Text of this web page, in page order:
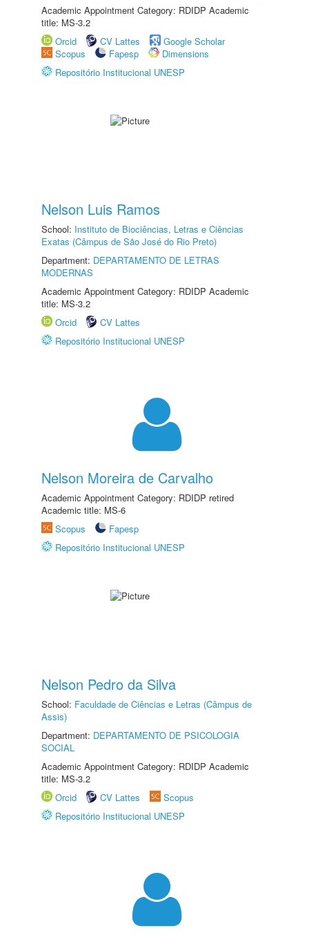
Academic Appointment Category: RDIDP Academic
title: MS-3.2
Orcid
CV Lattes
Google Scholar
Scopus
Fapesp
Dimensions
Repositório Institucional UNESP
Nelson Luis Ramos
School: Instituto de Biociências, Letras e Ciências
Exatas (Câmpus de São José do Rio Preto)
Department: DEPARTAMENTO DE LETRAS
MODERNAS
Academic Appointment Category: RDIDP Academic
title: MS-3.2
Orcid
CV Lattes
Repositório Institucional UNESP
Nelson Moreira de Carvalho
Academic Appointment Category: RDIDP retired
Academic title: MS-6
Scopus
Fapesp
Repositório Institucional UNESP
Nelson Pedro da Silva
School: Faculdade de Ciências e Letras (Câmpus de
Assis)
Department: DEPARTAMENTO DE PSICOLOGIA
SOCIAL
Academic Appointment Category: RDIDP Academic
title: MS-3.2
Orcid
CV Lattes
Scopus
Repositório Institucional UNESP